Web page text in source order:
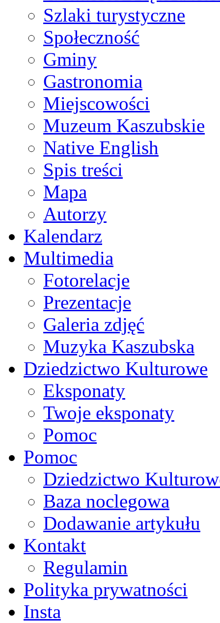
Szlaki turystyczne
Społeczność
Gminy
Gastronomia
Miejscowości
Muzeum Kaszubskie
Native English
Spis treści
Mapa
Autorzy
Kalendarz
Multimedia
Fotorelacje
Prezentacje
Galeria zdjęć
Muzyka Kaszubska
Dziedzictwo Kulturowe
Eksponaty
Twoje eksponaty
Pomoc
Pomoc
Dziedzictwo
Baza noclegowa
Dodawanie artykułu
Kontakt
Regulamin
Polityka prywatności
Insta